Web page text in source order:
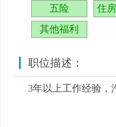
五险 住
其他福利
职位描述：
3年以上工作经验，